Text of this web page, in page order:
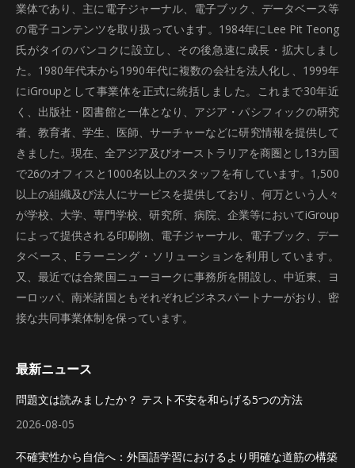
業体であり、主に電子ジャーナル、電子ブック、データベース等
の電子コンテンツを取り扱っています。1984年にLee Pit Teong
氏がタイのバンコクに設立し、その後急速に成長・拡大しまし
た。1980年代末から1990年代に複数の会社を法人化し、1999年
にiGroupとして事業体を正式に統括しました。これまで30年近
く、出版社・図書館と一体となり、アジア・パシフィックの研究
者、教育者、学生、医師、サーチャーなどに研究情報を提供して
きました。現在、全アジア及びオーストラリアを商圏とし13カ国
で26のオフィスと1000名以上のスタッフを有しています。1,500
以上の組織及び法人にサービスを提供しており、何万という人々
が学校、大学、専門学校、研究所、病院、企業等においてiGroup
によって提供される印刷物、電子ジャーナル、電子ブック、デー
タベース、Eラーニング・ソリューションを利用しています。
又、最近では合衆国ニューヨークに事務所を開設し、中近東、ヨ
ーロッパ、南米諸国ともそれぞれビジネスパートナーがおり、密
接な共同事業体制を保っています。
最新ニュース
問題文は読みましたか？ テスト不安を和らげる5つの方法
2026-08-05
不確実性から自信へ：外国語学習におけるより明確な道筋の構築